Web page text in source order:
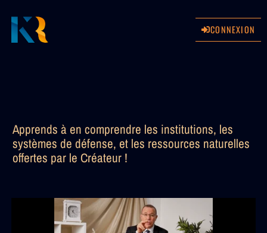
CONNEXION
Apprends à en comprendre les institutions, les
systèmes de défense, et les ressources naturelles
offertes par le Créateur !